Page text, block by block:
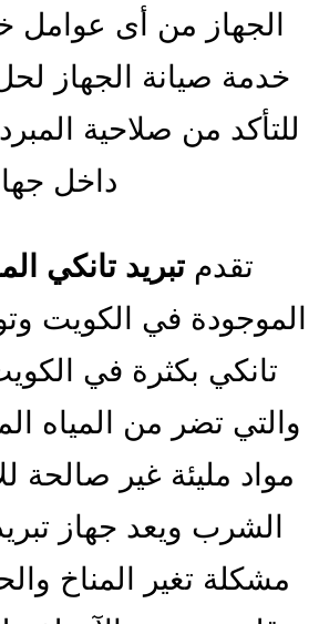
الجهاز من أى عوامل
خدمة صيانة الجهاز
للتأكد من صلاحية
داخل
تقدم تبريد تانكي
الموجودة في الكويت
تانكي بكثرة في
والتي تضر من المياه
مواد مليئة غير صالحة
الشرب ويعد جهاز
مشكلة تغير المناخ